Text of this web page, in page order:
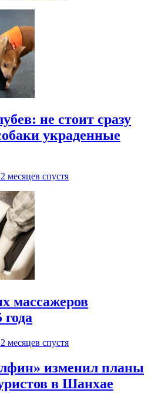
не стоит сразу
украденные
месяцев спустя
массажеров
года
месяцев спустя
изменил планы
в Шанхае